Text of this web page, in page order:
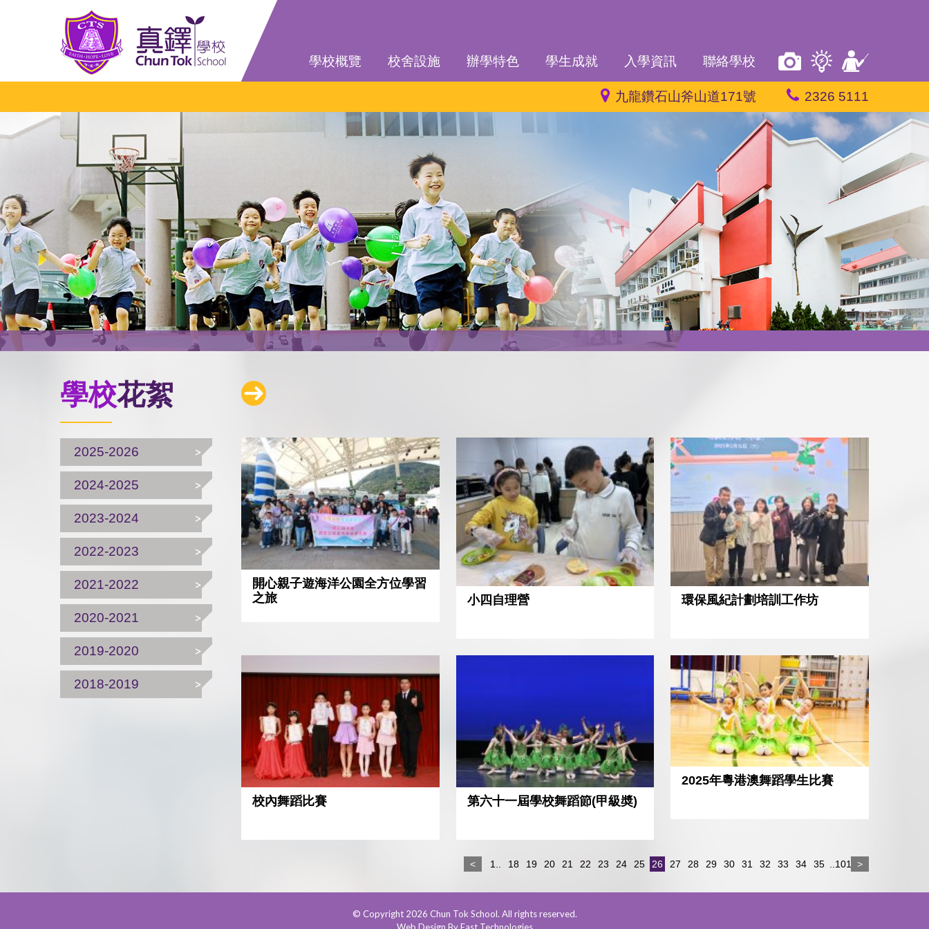
學校概覽 校舍設施 辦學特色 學生成就 入學資訊 聯絡學校
九龍鑽石山斧山道171號 2326 5111
學校花絮
2025-2026
2024-2025
2023-2024
2022-2023
2021-2022
2020-2021
2019-2020
2018-2019
開心親子遊海洋公園全方位學習
之旅
小四自理營 環保風紀計劃培訓工作坊
校內舞蹈比賽 第六十一屆學校舞蹈節(甲級奬)
2025年粵港澳舞蹈學生比賽
< 1.. 18 19 20 21 22 23 24 25 26 27 28 29 30 31 32 33 34 35 ..101 >
© Copyright 2026 Chun Tok School. All rights reserved.